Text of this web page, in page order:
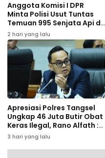
Anggota Komisi I DPR
Minta Polisi Usut Tuntas
Temuan 995 Senjata Api di
Sekolah Swasta Jaksel
2 hari yang lalu
Apresiasi Polres Tangsel
Ungkap 46 Juta Butir Obat
Keras Ilegal, Rano Alfath :
Bukti Tetap Profesional
Jalankan Tugas
3 hari yang lalu